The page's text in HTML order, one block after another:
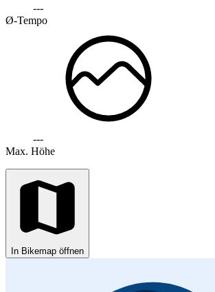
---
Ø-Tempo
---
Max. Höhe
In Bikemap öffnen